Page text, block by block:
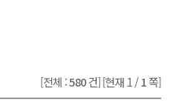
[전체 :580건][현재 1 / 1쪽]